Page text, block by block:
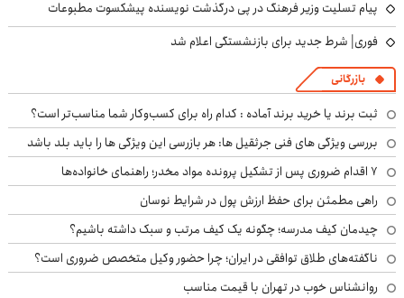
پیام تسلیت وزیر فرهنگ در پی درگذشت نویسنده پیشکسوت مطبوعات
فوری| شرط جدید برای بازنشستگی اعلام شد
بازرگانی
ثبت برند یا خرید برند آماده : کدام راه برای کسب‌وکار شما مناسب‌تر است؟
بررسی ویژگی های فنی جرثقیل ها: هر بازرسی این ویژگی ها را باید بلد باشد
۷ اقدام ضروری پس از تشکیل پرونده مواد مخدر؛ راهنمای خانواده‌ها
راهی مطمئن برای حفظ ارزش پول در شرایط نوسان
چیدمان کیف مدرسه؛ چگونه یک کیف مرتب و سبک داشته باشیم؟
ناگفته‌های طلاق توافقی در ایران؛ چرا حضور وکیل متخصص ضروری است؟
روانشناس خوب در تهران با قیمت مناسب